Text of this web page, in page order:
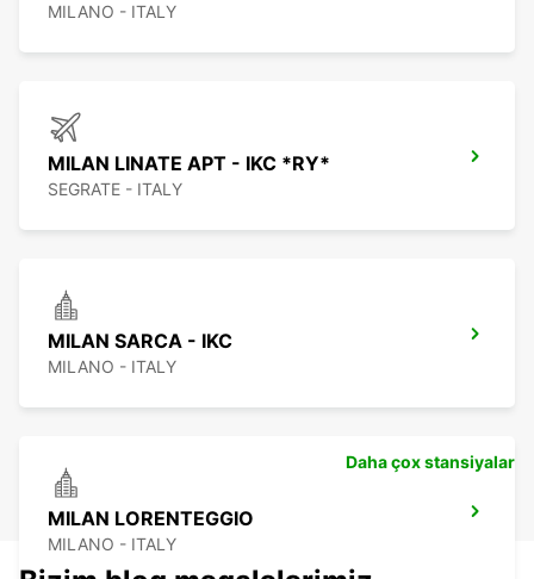
MILANO - ITALY
MILAN LINATE APT - IKC *RY*
SEGRATE - ITALY
MILAN SARCA - IKC
MILANO - ITALY
MILAN LORENTEGGIO
MILANO - ITALY
Daha çox stansiyalar